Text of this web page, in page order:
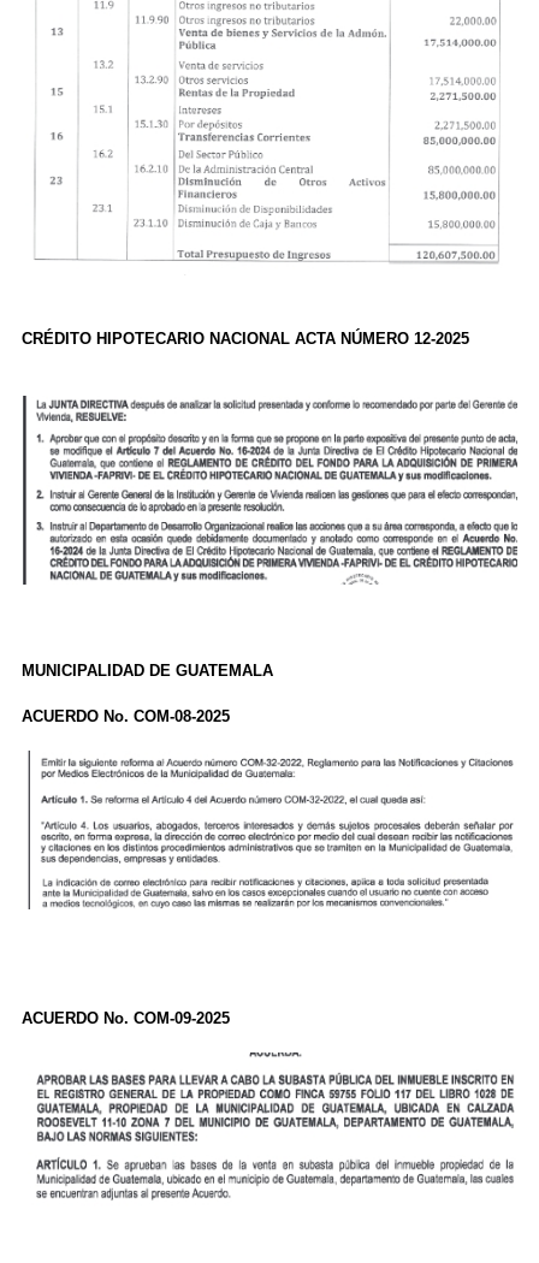
CRÉDITO HIPOTECARIO NACIONAL ACTA NÚMERO 12-2025
MUNICIPALIDAD DE GUATEMALA
ACUERDO No. COM-08-2025
ACUERDO No. COM-09-2025